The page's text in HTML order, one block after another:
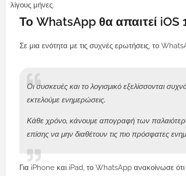
λίγους μήνες.
Το WhatsApp θα απαιτεί iOS
Σε μια ενότητα με τις συχνές ερωτήσεις, το
Οι συσκευές και το λογισμικό εξελίσσονται
εκτελούμε ενημερώσεις.
Κάθε χρόνο, κάνουμε απογραφή των
επίσης να μην διαθέτουν τις πιο πρόσφατες
Για iPhone και iPad, το WhatsApp ανακοίνωσε